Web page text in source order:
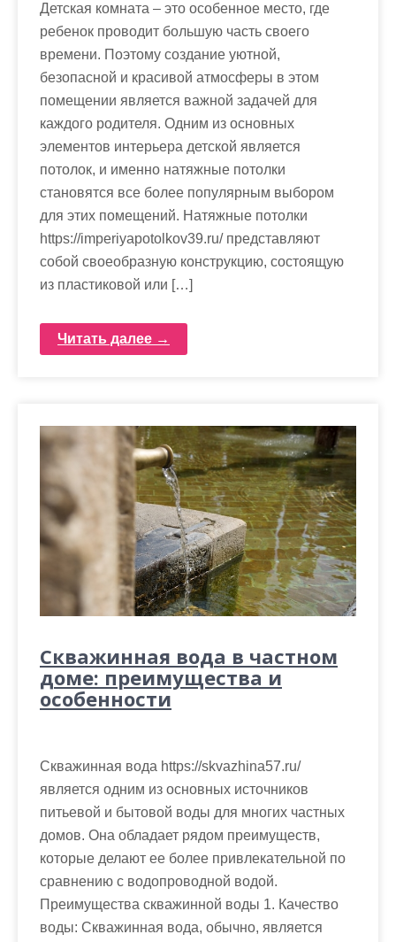
Детская комната – это особенное место, где
ребенок проводит большую часть своего
времени. Поэтому создание уютной,
безопасной и красивой атмосферы в этом
помещении является важной задачей для
каждого родителя. Одним из основных
элементов интерьера детской является
потолок, и именно натяжные потолки
становятся все более популярным выбором
для этих помещений. Натяжные потолки
https://imperiyapotolkov39.ru/ представляют
собой своеобразную конструкцию, состоящую
из пластиковой или […]
Читать далее →
Скважинная вода в частном
доме: преимущества и
особенности
Скважинная вода https://skvazhina57.ru/
является одним из основных источников
питьевой и бытовой воды для многих частных
домов. Она обладает рядом преимуществ,
которые делают ее более привлекательной по
сравнению с водопроводной водой.
Преимущества скважинной воды 1. Качество
воды: Скважинная вода, обычно, является